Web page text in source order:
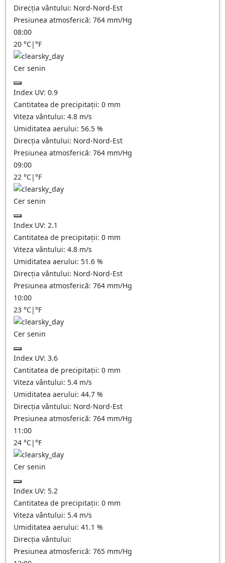
Direcția vântului: Nord-Nord-Est
Presiunea atmosferică: 764 mm/Hg
08:00
20 °C|°F
Cer senin
Index UV: 0.9
Cantitatea de precipitații: 0 mm
Viteza vântului: 4.8 m/s
Umiditatea aerului: 56.5 %
Direcția vântului: Nord-Nord-Est
Presiunea atmosferică: 764 mm/Hg
09:00
22 °C|°F
Cer senin
Index UV: 2.1
Cantitatea de precipitații: 0 mm
Viteza vântului: 4.8 m/s
Umiditatea aerului: 51.6 %
Direcția vântului: Nord-Nord-Est
Presiunea atmosferică: 764 mm/Hg
10:00
23 °C|°F
Cer senin
Index UV: 3.6
Cantitatea de precipitații: 0 mm
Viteza vântului: 5.4 m/s
Umiditatea aerului: 44.7 %
Direcția vântului: Nord-Nord-Est
Presiunea atmosferică: 764 mm/Hg
11:00
24 °C|°F
Cer senin
Index UV: 5.2
Cantitatea de precipitații: 0 mm
Viteza vântului: 5.4 m/s
Umiditatea aerului: 41.1 %
Direcția vântului:
Presiunea atmosferică: 765 mm/Hg